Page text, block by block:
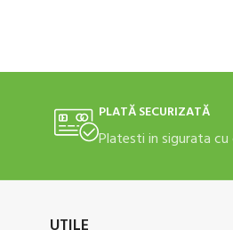
PLATĂ SECURIZATĂ
Platesti in sigurata cu